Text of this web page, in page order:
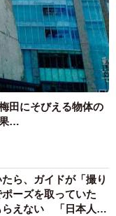
田にそびえる物体の
…
ら、ガイドが「撮り
ーズを取っていた
えない 「日本人は